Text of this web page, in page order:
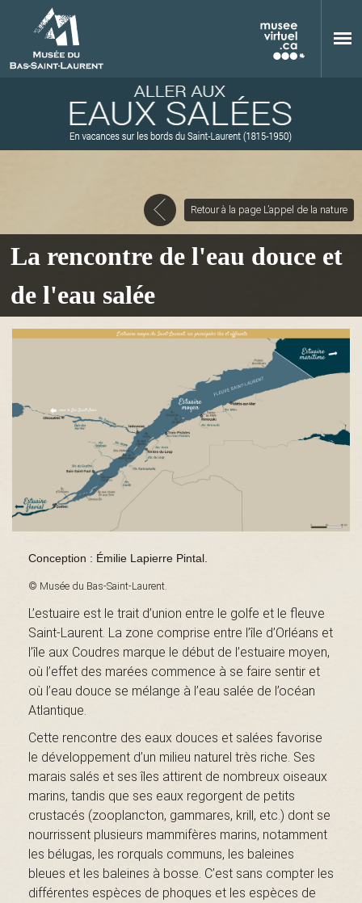
M
u
e
Retour à la page L’appel de la nature
La rencontre de l'eau douce et
de l'eau salée
Conception : Émilie Lapierre Pintal.
© Musée du Bas-Saint-Laurent.
L’estuaire est le trait d’union entre le golfe et le fleuve
Saint-Laurent. La zone comprise entre l’île d’Orléans et
l’île aux Coudres marque le début de l’estuaire moyen,
où l’effet des marées commence à se faire sentir et
où l’eau douce se mélange à l’eau salée de l’océan
Atlantique.
Cette rencontre des eaux douces et salées favorise
le développement d’un milieu naturel très riche. Ses
marais salés et ses îles attirent de nombreux oiseaux
marins, tandis que ses eaux regorgent de petits
crustacés (zooplancton, gammares, krill, etc.) dont se
nourrissent plusieurs mammifères marins, notamment
les bélugas, les rorquals communs, les baleines
bleues et les baleines à bosse. C’est sans compter les
différentes espèces de phoques et les espèces de